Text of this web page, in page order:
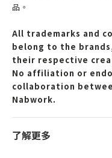
品。
All trademarks and
belong to the
their respective
No affiliation or
collaboration
Nabwork.
了解更多